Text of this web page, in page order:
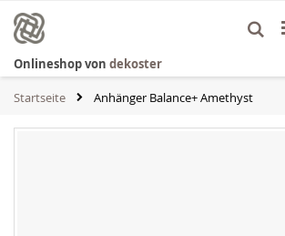
Inhalt
springen
Onlineshop von dekoster
Startseite Anhänger Balance+ Amethyst